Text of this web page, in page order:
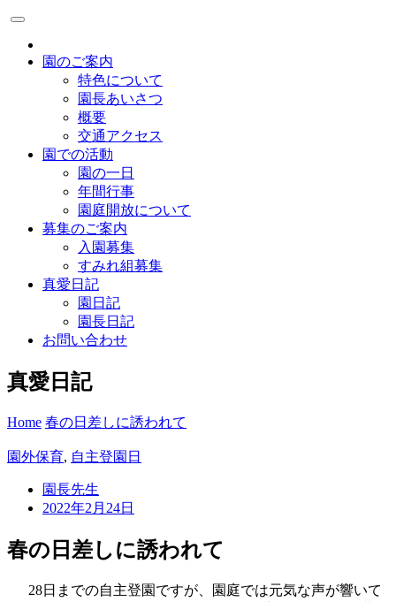
園のご案内
特色について
園長あいさつ
概要
交通アクセス
園での活動
園の一日
年間行事
園庭開放について
募集のご案内
入園募集
すみれ組募集
真愛日記
園日記
園長日記
お問い合わせ
真愛日記
Home 春の日差しに誘われて
園外保育, 自主登園日
園長先生
2022年2月24日
春の日差しに誘われて
28日までの自主登園ですが、園庭では元気な声が響いて